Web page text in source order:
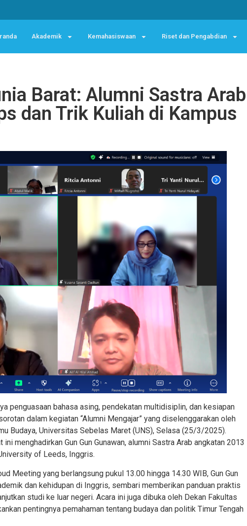
Akademik Kemahasiswaan Riset dan Pengabdian
Barat: Alumni Sastra Arab
dan Trik Kuliah di Kampus
penguasaan bahasa asing, pendekatan multidisiplin, dan kesiapan
dalam kegiatan “Alumni Mengajar” yang diselenggarakan oleh
Budaya, Universitas Sebelas Maret (UNS), Selasa (25/3/2025).
menghadirkan Gun Gun Gunawan, alumni Sastra Arab angkatan 2013
of Leeds, Inggris.
Meeting yang berlangsung pukul 13.00 hingga 14.30 WIB, Gun Gun
dan kehidupan di Inggris, sembari memberikan panduan praktis
studi ke luar negeri. Acara ini juga dibuka oleh Dekan Fakultas
pentingnya pemahaman tentang budaya dan politik Timur Tengah